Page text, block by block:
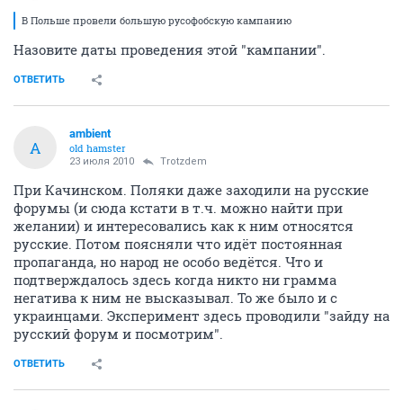
В Польше провели большую русофобскую кампанию
Назовите даты проведения этой "кампании".
ОТВЕТИТЬ
A
ambient
old hamster
23 июля 2010 Trotzdem
При Качинском. Поляки даже заходили на русские
форумы (и сюда кстати в т.ч. можно найти при
желании) и интересовались как к ним относятся
русские. Потом поясняли что идёт постоянная
пропаганда, но народ не особо ведётся. Что и
подтверждалось здесь когда никто ни грамма
негатива к ним не высказывал. То же было и с
украинцами. Эксперимент здесь проводили "зайду на
русский форум и посмотрим".
ОТВЕТИТЬ